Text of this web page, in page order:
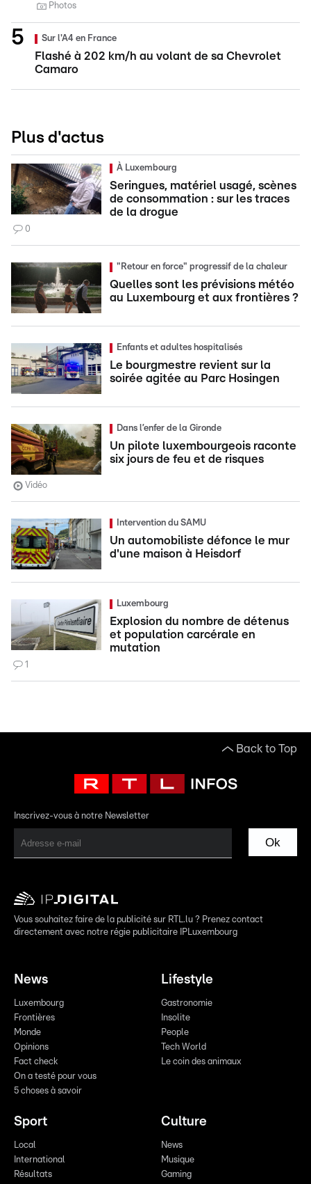
Photos
Sur l'A4 en France
Flashé à 202 km/h au volant de sa Chevrolet
Camaro
Plus d'actus
À Luxembourg
Seringues, matériel usagé, scènes
de consommation : sur les traces
de la drogue
0
"Retour en force" progressif de la chaleur
Quelles sont les prévisions météo
au Luxembourg et aux frontières ?
Enfants et adultes hospitalisés
Le bourgmestre revient sur la
soirée agitée au Parc Hosingen
Dans l’enfer de la Gironde
Un pilote luxembourgeois raconte
six jours de feu et de risques
Vidéo
Intervention du SAMU
Un automobiliste défonce le mur
d'une maison à Heisdorf
Luxembourg
Explosion du nombre de détenus
et population carcérale en
mutation
1
Back to Top
Inscrivez-vous à notre Newsletter
Ok
Vous souhaitez faire de la publicité sur RTL.lu ? Prenez contact
directement avec notre régie publicitaire IPLuxembourg
News
Luxembourg
Frontières
Monde
Opinions
Fact check
On a testé pour vous
5 choses à savoir
Lifestyle
Gastronomie
Insolite
People
Tech World
Le coin des animaux
Sport
Local
International
Résultats
Culture
News
Musique
Gaming